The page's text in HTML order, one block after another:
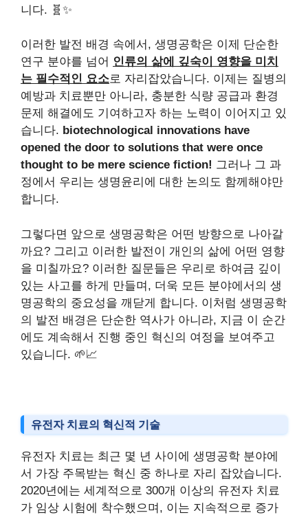
니다. 🧬✨
이러한 발전 배경 속에서, 생명공학은 이제 단순한
연구 분야를 넘어 인류의 삶에 깊숙이 영향을 미치
는 필수적인 요소로 자리잡았습니다. 이제는 질병의
예방과 치료뿐만 아니라, 충분한 식량 공급과 환경
문제 해결에도 기여하고자 하는 노력이 이어지고 있
습니다. biotechnological innovations have
opened the door to solutions that were once
thought to be mere science fiction! 그러나 그 과
정에서 우리는 생명윤리에 대한 논의도 함께해야만
합니다.
그렇다면 앞으로 생명공학은 어떤 방향으로 나아갈
까요? 그리고 이러한 발전이 개인의 삶에 어떤 영향
을 미칠까요? 이러한 질문들은 우리로 하여금 깊이
있는 사고를 하게 만들며, 더욱 모든 분야에서의 생
명공학의 중요성을 깨닫게 합니다. 이처럼 생명공학
의 발전 배경은 단순한 역사가 아니라, 지금 이 순간
에도 계속해서 진행 중인 혁신의 여정을 보여주고
있습니다. 🌱📈
유전자 치료의 혁신적 기술
유전자 치료는 최근 몇 년 사이에 생명공학 분야에
서 가장 주목받는 혁신 중 하나로 자리 잡았습니다.
2020년에는 세계적으로 300개 이상의 유전자 치료
가 임상 시험에 착수했으며, 이는 지속적으로 증가